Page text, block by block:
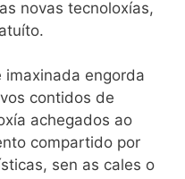
novas tecnoloxías,
engorda
contidos de
achegados ao
compartido por
sen as cales o